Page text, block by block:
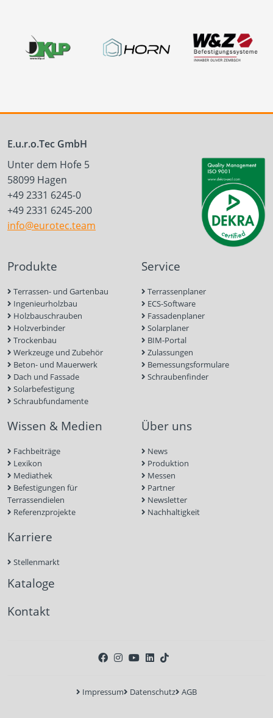
E.u.r.o.Tec GmbH
Unter dem Hofe 5
58099 Hagen
+49 2331 6245-0
+49 2331 6245-200
info@eurotec.team
Produkte
Terrassen- und Gartenbau
Ingenieurholzbau
Holzbauschrauben
Holzverbinder
Trockenbau
Werkzeuge und Zubehör
Beton- und Mauerwerk
Dach und Fassade
Solarbefestigung
Schraubfundamente
Service
Terrassenplaner
ECS-Software
Fassadenplaner
Solarplaner
BIM-Portal
Zulassungen
Bemessungsformulare
Schraubenfinder
Wissen & Medien
Fachbeiträge
Lexikon
Mediathek
Befestigungen für
Terrassendielen
Referenzprojekte
Über uns
News
Produktion
Messen
Partner
Newsletter
Nachhaltigkeit
Karriere
Stellenmarkt
Kataloge
Kontakt
Impressum Datenschutz AGB